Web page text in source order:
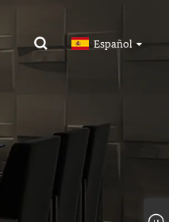
Español